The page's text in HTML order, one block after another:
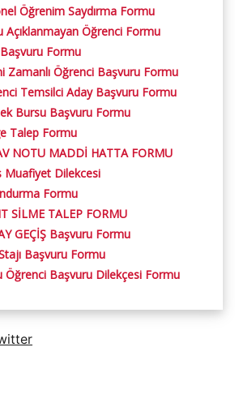
Öğrenim Saydırma Formu
Açıklanmayan Öğrenci Formu
Formu
Zamanlı Öğrenci Başvuru Formu
Temsilci Aday Başvuru Formu
Bursu Başvuru Formu
Talep Formu
NOTU MADDİ HATTA FORMU
Muafiyet Dilekcesi
Formu
SİLME TALEP FORMU
GEÇİŞ Başvuru Formu
Başvuru Formu
Öğrenci Başvuru Dilekçesi Formu